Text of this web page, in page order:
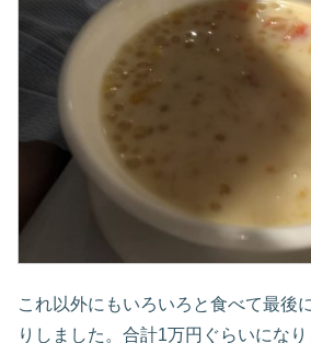
これ以外にもいろいろと食べて最後
りしました。合計1万円ぐらいにな